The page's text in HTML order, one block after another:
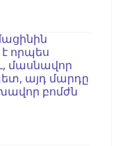
որպես
մասնավոր
այդ մարդը
բոմժն